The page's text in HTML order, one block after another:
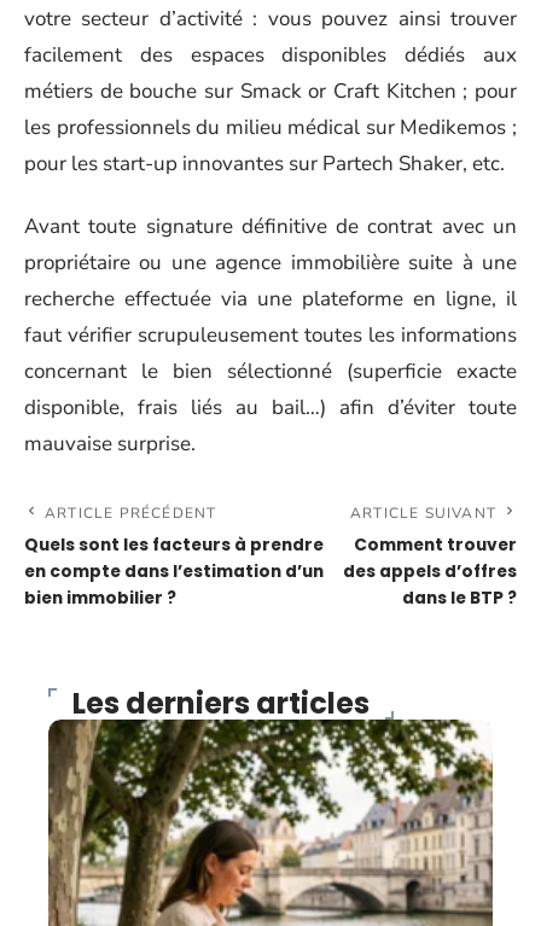
votre secteur d’activité : vous pouvez ainsi trouver
facilement des espaces disponibles dédiés aux
métiers de bouche sur Smack or Craft Kitchen ; pour
les professionnels du milieu médical sur Medikemos ;
pour les start-up innovantes sur Partech Shaker, etc.
Avant toute signature définitive de contrat avec un
propriétaire ou une agence immobilière suite à une
recherche effectuée via une plateforme en ligne, il
faut vérifier scrupuleusement toutes les informations
concernant le bien sélectionné (superficie exacte
disponible, frais liés au bail…) afin d’éviter toute
mauvaise surprise.
ARTICLE PRÉCÉDENT
Quels sont les facteurs à prendre
en compte dans l’estimation d’un
bien immobilier ?
ARTICLE SUIVANT
Comment trouver
des appels d’offres
dans le BTP ?
Les derniers articles